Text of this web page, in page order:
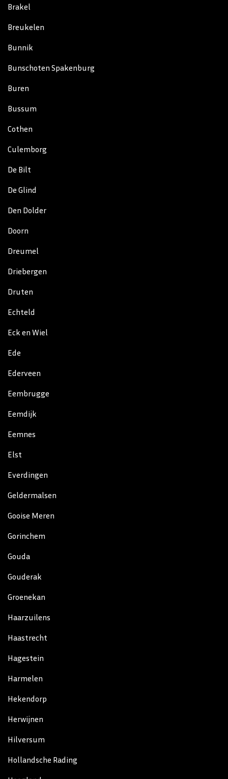
Brakel
Breukelen
Bunnik
Bunschoten Spakenburg
Buren
Bussum
Cothen
Culemborg
De Bilt
De Glind
Den Dolder
Doorn
Dreumel
Driebergen
Druten
Echteld
Eck en Wiel
Ede
Ederveen
Eembrugge
Eemdijk
Eemnes
Elst
Everdingen
Geldermalsen
Gooise Meren
Gorinchem
Gouda
Gouderak
Groenekan
Haarzuilens
Haastrecht
Hagestein
Harmelen
Hekendorp
Herwijnen
Hilversum
Hollandsche Rading